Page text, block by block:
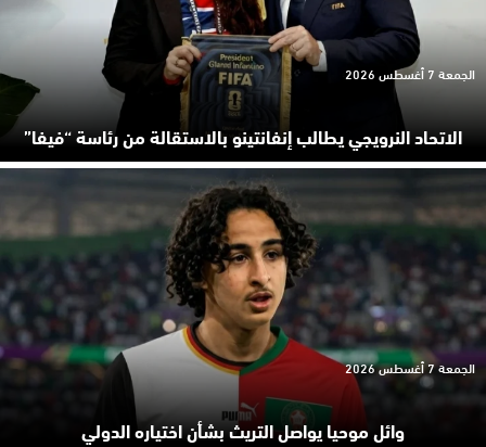
الاتحاد النرويجي يطالب إنفانتينو بالاستقالة من رئاسة “فيفا”
الجمعة 7 أغسطس 2026
وائل موحيا يواصل التريث بشأن اختياره الدولي
الجمعة 7 أغسطس 2026